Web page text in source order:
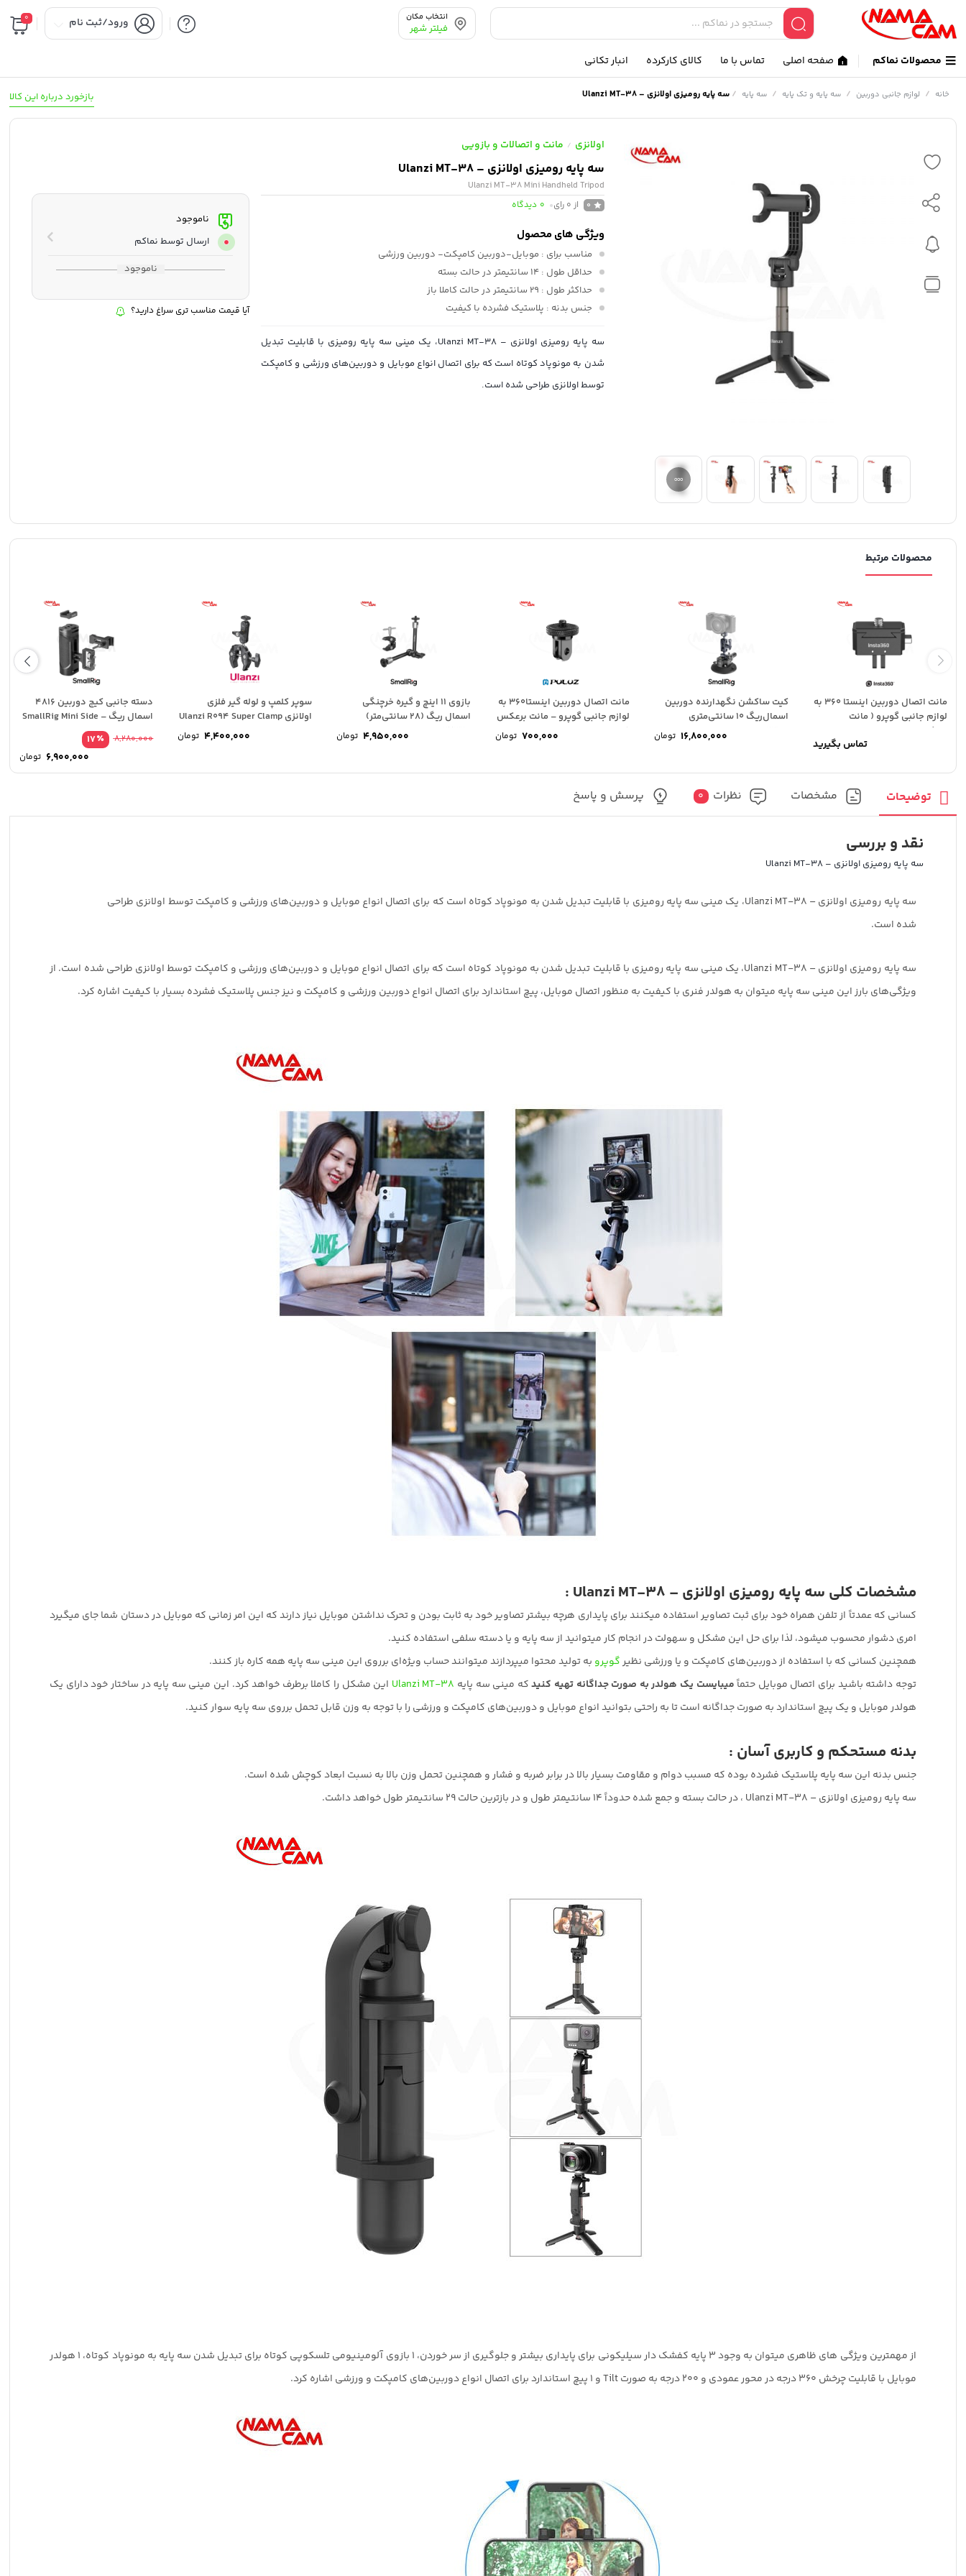
انتخاب مکان
فیلتر شهر ورود/ثبت نام 0
محصولات نماکم صفحه اصلی تماس با ما کالای کارکرده انبار تکانی
بازخورد درباره این کالا خانه / لوازم جانبی دوربین / سه پایه و تک پایه / سه پایه /سه پایه رومیزی اولانزی – Ulanzi MT-38
اولانزی / مانت و اتصالات و بازویی
سه پایه رومیزی اولانزی – Ulanzi MT-38
Ulanzi MT-38 Mini Handheld Tripod
0 از 0 رای 0 دیدگاه
ویژگی های محصول
مناسب برای : موبایل-دوربین کامپکت- دوربین ورزشی
حداقل طول : 14 سانتیمتر در حالت بسته
حداکثر طول : 29 سانتیمتر در حالت کاملا باز
جنس بدنه : پلاستیک فشرده با کیفیت
سه پایه رومیزی اولانزی – Ulanzi MT-38، یک مینی سه پایه رومیزی با قابلیت تبدیل
شدن به مونوپاد کوتاه است که برای اتصال انواع موبایل و دوربین‌های ورزشی و کامپکت
توسط اولانزی طراحی شده است.
ناموجود
ارسال توسط نماکم
ناموجود
آیا قیمت مناسب تری سراغ دارید؟
محصولات مرتبط
مانت اتصال دوربین اینستا ۳۶۰ به
لوازم جانبی گوپرو ( مانت
برعکس...
تماس بگیرید
کیت ساکشن نگهدارنده دوربین
اسمال‌ریگ 10 سانتی‌متری
SmallRig Suction Cup 4236B
16,800,000 تومان
مانت اتصال دوربین اینستا۳۶۰ به
لوازم جانبی گوپرو – مانت برعکس
700,000 تومان
بازوی 11 اینچ و گیره خرچنگی
اسمال ریگ (28 سانتی‌متر)
SmallRig 2732B
4,950,000 تومان
سوپر کلمپ و لوله گیر فلزی
اولانزی Ulanzi R094 Super Clamp
4,400,000 تومان
دسته جانبی کیج دوربین 4816
اسمال ریگ – SmallRig Mini Side
٪17 8,280,000
6,900,000 تومان
توضیحات مشخصات نظرات 0 پرسش و پاسخ
نقد و بررسی
سه پایه رومیزی اولانزی – Ulanzi MT-38
سه پایه رومیزی اولانزی – Ulanzi MT-38، یک مینی سه پایه رومیزی با قابلیت تبدیل شدن به مونوپاد کوتاه است که برای اتصال انواع موبایل و دوربین‌های ورزشی و کامپکت توسط اولانزی طراحی
شده است.
سه پایه رومیزی اولانزی – Ulanzi MT-38، یک مینی سه پایه رومیزی با قابلیت تبدیل شدن به مونوپاد کوتاه است که برای اتصال انواع موبایل و دوربین‌های ورزشی و کامپکت توسط اولانزی طراحی شده است. از
ویژگی‌های بارز این مینی سه پایه میتوان به هولدر فنری با کیفیت به منظور اتصال موبایل، پیچ استاندارد برای اتصال انواع دوربین ورزشی و کامپکت و نیز جنس پلاستیک فشرده بسیار با کیفیت اشاره کرد.
مشخصات کلی سه پایه رومیزی اولانزی – Ulanzi MT-38 :
کسانی که عمدتاً از تلفن همراه خود برای ثبت تصاویر استفاده میکنند برای پایداری هرچه بیشتر تصاویر خود به ثابت بودن و تحرک نداشتن موبایل نیاز دارند که این امر زمانی که موبایل در دستان شما جای میگیرد
امری دشوار محسوب میشود، لذا برای حل این مشکل و سهولت در انجام کار میتوانید از سه پایه و یا دسته سلفی استفاده کنید.
همچنین کسانی که با استفاده از دوربین‌های کامپکت و یا ورزشی نظیرگوپرو به تولید محتوا میپردازند میتوانند حساب ویژه‌ای برروی این مینی سه پایه همه کاره باز کنند.
توجه داشته باشید برای اتصال موبایل حتماًمیبایست یک هولدر به صورت جداگانه تهیه کنیدکه مینی سه پایه Ulanzi MT-38 این مشکل را کاملا برطرف خواهد کرد. این مینی سه پایه در ساختار خود دارای یک
هولدر موبایل و یک پیچ استاندارد به صورت جداگانه است تا به راحتی بتوانید انواع موبایل و دوربین‌های کامپکت و ورزشی را با توجه به وزن قابل تحمل برروی سه پایه سوار کنید.
بدنه مستحکم و کاربری آسان :
جنس بدنه این سه پایه پلاستیک فشرده بوده که مسبب دوام و مقاومت بسیار بالا در برابر ضربه و فشار و همچنین تحمل وزن بالا به نسبت ابعاد کوچش شده است.
سه پایه رومیزی اولانزی – Ulanzi MT-38 ، در حالت بسته و جمع شده حدوداً 14 سانتیمتر طول و در بازترین حالت 29 سانتیمتر طول خواهد داشت.
از مهمترین ویژگی های ظاهری میتوان به وجود 3 پایه کفشک دار سیلیکونی برای پایداری بیشتر و جلوگیری از سر خوردن، 1 بازوی آلومینیومی تلسکوپی کوتاه برای تبدیل شدن سه پایه به مونوپاد کوتاه، 1 هولدر
موبایل با قابلیت چرخش 360 درجه در محور عمودی و 200 درجه به صورت Tilt و 1 پیچ استاندارد برای اتصال انواع دوربین‌های کامپکت و ورزشی اشاره کرد.